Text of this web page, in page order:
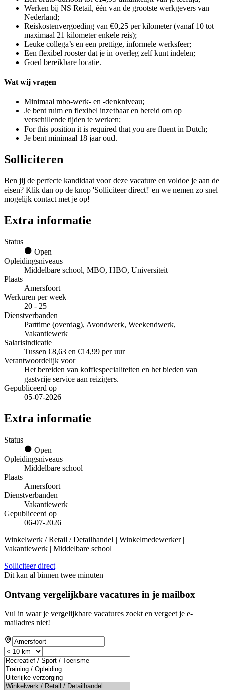
Werken bij NS Retail, één van de grootste werkgevers van
Nederland;
Reiskostenvergoeding van €0,25 per kilometer (vanaf 10 tot
maximaal 21 kilometer enkele reis);
Leuke collega’s en een prettige, informele werksfeer;
Een flexibel rooster dat je in overleg zelf kunt indelen;
Goed bereikbare locatie.
Wat wij vragen
Minimaal mbo-werk- en -denkniveau;
Je bent ruim en flexibel inzetbaar en bereid om op
verschillende tijden te werken;
For this position it is required that you are fluent in Dutch;
Je bent minimaal 18 jaar oud.
Solliciteren
Ben jij de perfecte kandidaat voor deze vacature en voldoe je aan de
eisen? Klik dan op de knop 'Solliciteer direct!' en we nemen zo snel
mogelijk contact met je op!
Extra informatie
Status
Open
Opleidingsniveaus
Middelbare school, MBO, HBO, Universiteit
Plaats
Amersfoort
Werkuren per week
20 - 25
Dienstverbanden
Parttime (overdag), Avondwerk, Weekendwerk,
Vakantiewerk
Salarisindicatie
Tussen €8,63 en €14,99 per uur
Verantwoordelijk voor
Het bereiden van koffiespecialiteiten en het bieden van
gastvrije service aan reizigers.
Gepubliceerd op
05-07-2026
Extra informatie
Status
Open
Opleidingsniveaus
Middelbare school
Plaats
Amersfoort
Dienstverbanden
Vakantiewerk
Gepubliceerd op
06-07-2026
Winkelwerk / Retail / Detailhandel | Winkelmedewerker |
Vakantiewerk | Middelbare school
Solliciteer direct
Dit kan al binnen twee minuten
Ontvang vergelijkbare vacatures in je mailbox
Vul in waar je vergelijkbare vacatures zoekt en vergeet je e-
mailadres niet!